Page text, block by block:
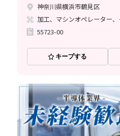
神奈川県横浜市鶴見区
加工、マシンオペレーター
55723-00
キープする